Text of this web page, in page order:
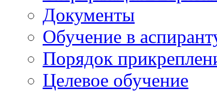
Документы
Обучение в
Порядок
Целевое обучение